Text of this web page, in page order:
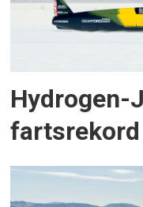
Hydrogen-
fartsrekord